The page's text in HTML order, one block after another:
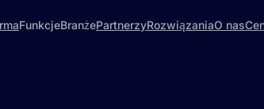
FunkcjeBranżePartnerzyRozwiązaniaO nas